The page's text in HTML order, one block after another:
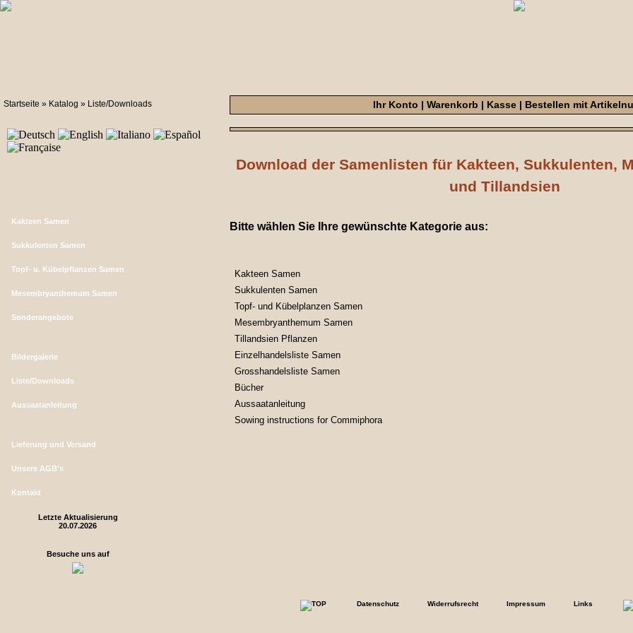
Startseite » Katalog » Liste/Downloads Ihr Konto | Warenkorb | Kasse | Bestellen mit
Kakteen Samen
Sukkulenten Samen
Topf- u. Kübelpflanzen Samen
Mesembryanthemum Samen
Sonderangebote
Bildergalerie
Liste/Downloads
Aussaatanleitung
Lieferung und Versand
Unsere AGB's
Kontakt
Letzte Aktualisierung
20.07.2026
Besuche uns auf
Download der Samenlisten für Kakteen, Sukkulenten,
und Tillandsien
Bitte wählen Sie Ihre gewünschte Kategorie aus:
Kakteen Samen
Sukkulenten Samen
Topf- und Kübelplanzen Samen
Mesembryanthemum Samen
Tillandsien Pflanzen
Einzelhandelsliste Samen
Grosshandelsliste Samen
Bücher
Aussaatanleitung
Sowing instructions for Commiphora
Datenschutz Widerrufsrecht Impressum Links